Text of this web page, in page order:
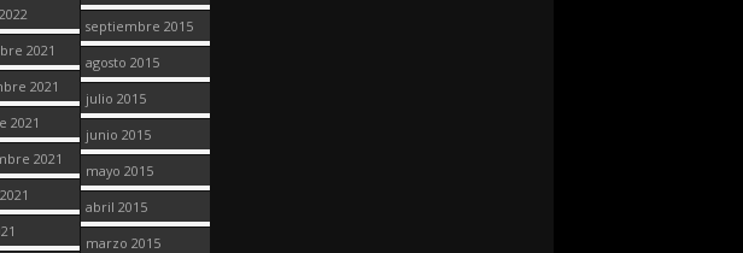
2021
2021
2021
2021
septiembre 2015
agosto 2015
julio 2015
junio 2015
mayo 2015
abril 2015
marzo 2015